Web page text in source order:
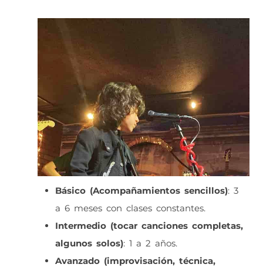
Básico (Acompañamientos sencillos): 3
a 6 meses con clases constantes.
Intermedio (tocar canciones completas,
algunos solos): 1 a 2 años.
Avanzado (improvisación, técnica,